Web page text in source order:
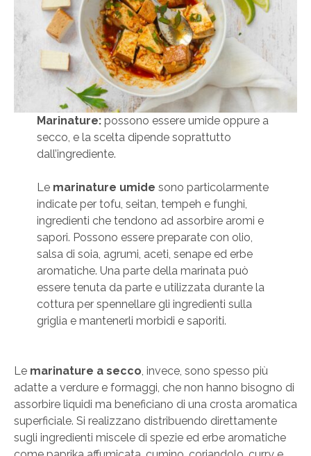
Marinature:possono essere umide oppure a
secco, e la scelta dipende soprattutto
dall’ingrediente.
Le marinature umide sono particolarmente
indicate per tofu, seitan, tempeh e funghi,
ingredienti che tendono ad assorbire aromi e
sapori. Possono essere preparate con olio,
salsa di soia, agrumi, aceti, senape ed erbe
aromatiche. Una parte della marinata può
essere tenuta da parte e utilizzata durante la
cottura per spennellare gli ingredienti sulla
griglia e mantenerli morbidi e saporiti.
Le marinature a secco, invece, sono spesso più
adatte a verdure e formaggi, che non hanno bisogno di
assorbire liquidi ma beneficiano di una crosta aromatica
superficiale. Si realizzano distribuendo direttamente
sugli ingredienti miscele di spezie ed erbe aromatiche